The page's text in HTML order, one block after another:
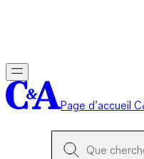
Page d’accueil